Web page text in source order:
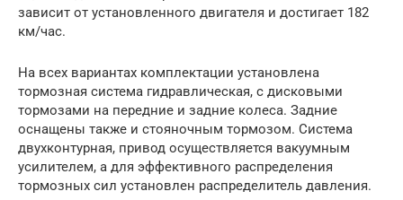
зависит от установленного двигателя и достигает 182
км/час.
На всех вариантах комплектации установлена
тормозная система гидравлическая, с дисковыми
тормозами на передние и задние колеса. Задние
оснащены также и стояночным тормозом. Система
двухконтурная, привод осуществляется вакуумным
усилителем, а для эффективного распределения
тормозных сил установлен распределитель давления.